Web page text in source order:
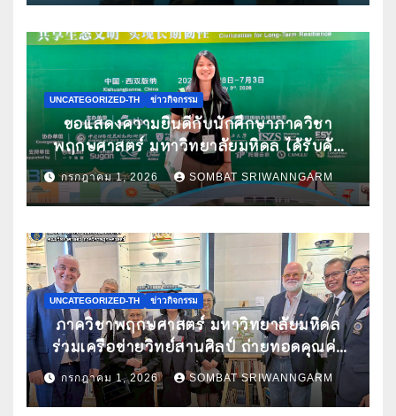
UNCATEGORIZED-TH ข่าวกิจกรรม
ขอแสดงความยินดีกับนักศึกษาภาควิชา
พฤกษศาสตร์ มหาวิทยาลัยมหิดล ได้รับคัด
เลือกนำเสนอผลงานวิจัยในการประชุม
วิชาการนานาชาติ ATBC 2026 พร้อมรับ
ทุนสนับสนุนการเข้าร่วมประชุม
กรกฎาคม 1, 2026 SOMBAT SRIWANNGARM
UNCATEGORIZED-TH ข่าวกิจกรรม
ภาควิชาพฤกษศาสตร์ มหาวิทยาลัยมหิดล
ร่วมเครือข่ายวิทย์สานศิลป์ ถ่ายทอดคุณค่า
กล้วยไม้ไทยผ่านงานศิลปะ ในนิทรรศการ
“กล้วยไม้แห่งสยามนามไซเดนฟาเดน” ณ
กรกฎาคม 1, 2026 SOMBAT SRIWANNGARM